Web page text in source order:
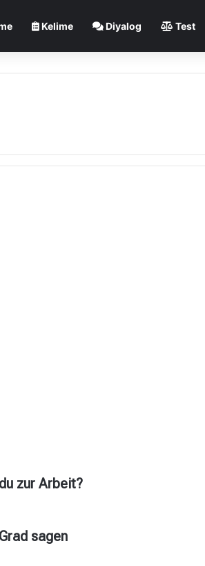
Kelime Diyalog Test
zur Arbeit?
sagen